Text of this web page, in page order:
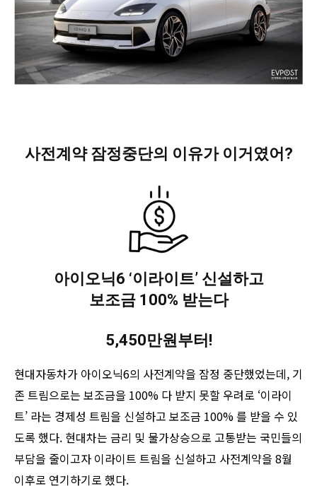
사전계약 잠정중단의 이유가 이거였어?
아이오닉6 ‘이라이트’ 신설하고
보조금 100% 받는다
5,450만원부터!
현대자동차가 아이오닉6의 사전계약을 잠정 중단했었는데, 기
존 트림으로는 보조금을 100% 다 받지 못할 우려로 ‘이라이
트’ 라는 경제성 트림을 신설하고 보조금 100% 를 받을 수 있
도록 했다. 현대차는 금리 및 물가상승으로 고통받는 국민들의
부담을 줄이고자 이라이트 트림을 신설하고 사전계약을 8월
이후로 연기하기로 했다.